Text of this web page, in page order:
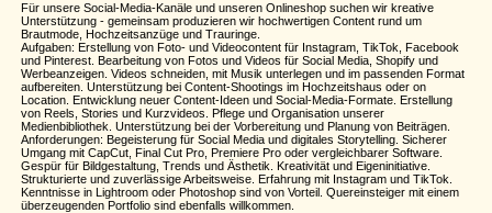
Für unsere Social-Media-Kanäle und unseren Onlineshop suchen wir kreative
Unterstützung - gemeinsam produzieren wir hochwertigen Content rund um
Brautmode, Hochzeitsanzüge und Trauringe.
Aufgaben: Erstellung von Foto- und Videocontent für Instagram, TikTok, Facebook
und Pinterest. Bearbeitung von Fotos und Videos für Social Media, Shopify und
Werbeanzeigen. Videos schneiden, mit Musik unterlegen und im passenden Format
aufbereiten. Unterstützung bei Content-Shootings im Hochzeitshaus oder on
Location. Entwicklung neuer Content-Ideen und Social-Media-Formate. Erstellung
von Reels, Stories und Kurzvideos. Pflege und Organisation unserer
Medienbibliothek. Unterstützung bei der Vorbereitung und Planung von Beiträgen.
Anforderungen: Begeisterung für Social Media und digitales Storytelling. Sicherer
Umgang mit CapCut, Final Cut Pro, Premiere Pro oder vergleichbarer Software.
Gespür für Bildgestaltung, Trends und Ästhetik. Kreativität und Eigeninitiative.
Strukturierte und zuverlässige Arbeitsweise. Erfahrung mit Instagram und TikTok.
Kenntnisse in Lightroom oder Photoshop sind von Vorteil. Quereinsteiger mit einem
überzeugenden Portfolio sind ebenfalls willkommen.